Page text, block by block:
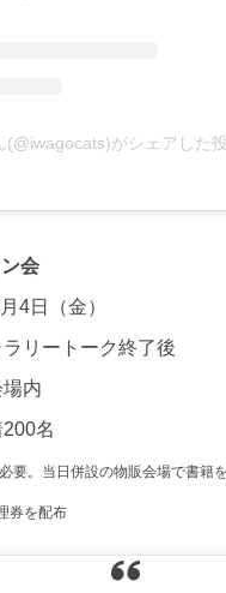
(@iwagocats)がシェアした
会
4日（金）
リートーク終了後
内
名
要。当日併設の物販会場で書籍
券を配布